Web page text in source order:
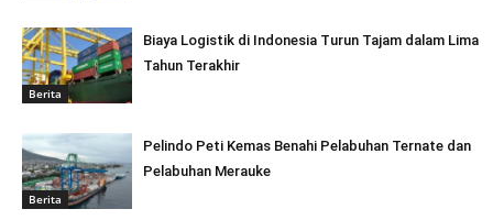
Berita
Biaya Logistik di Indonesia Turun Tajam dalam Lima
Tahun Terakhir
Berita
Pelindo Peti Kemas Benahi Pelabuhan Ternate dan
Pelabuhan Merauke